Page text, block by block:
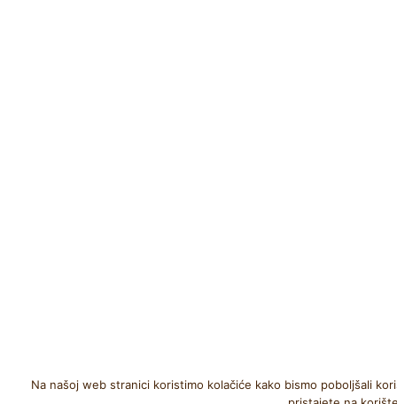
Na našoj web stranici koristimo kolačiće kako bismo poboljšali